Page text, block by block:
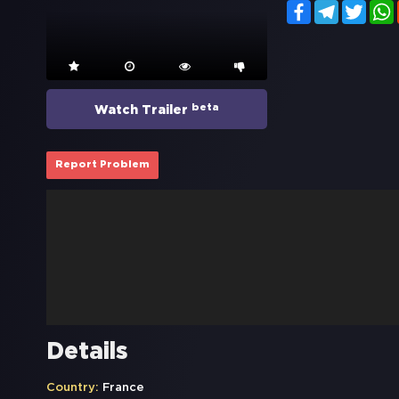
Watch Trailer beta
FacebookTelegram
Report Problem
Details
Country: France